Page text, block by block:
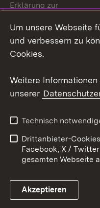
Erklärung zur
Impressum
Um unsere Webseite
und verbessern zu
Cookies.
Weitere
unserer
Technisch
Drittanbieter-
Facebook, X /
gesamten Webseite
Akzeptieren